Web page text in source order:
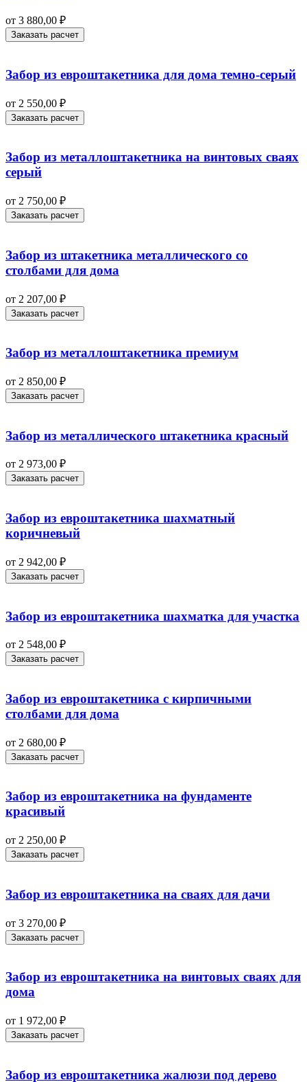
от 3 880,00 ₽
Заказать расчет
Забор из евроштакетника для дома темно-серый
от 2 550,00 ₽
Заказать расчет
Забор из металлоштакетника на винтовых сваях
серый
от 2 750,00 ₽
Заказать расчет
Забор из штакетника металлического со
столбами для дома
от 2 207,00 ₽
Заказать расчет
Забор из металлоштакетника премиум
от 2 850,00 ₽
Заказать расчет
Забор из металлического штакетника красный
от 2 973,00 ₽
Заказать расчет
Забор из евроштакетника шахматный
коричневый
от 2 942,00 ₽
Заказать расчет
Забор из евроштакетника шахматка для участка
от 2 548,00 ₽
Заказать расчет
Забор из евроштакетника с кирпичными
столбами для дома
от 2 680,00 ₽
Заказать расчет
Забор из евроштакетника на фундаменте
красивый
от 2 250,00 ₽
Заказать расчет
Забор из евроштакетника на сваях для дачи
от 3 270,00 ₽
Заказать расчет
Забор из евроштакетника на винтовых сваях для
дома
от 1 972,00 ₽
Заказать расчет
Забор из евроштакетника жалюзи под дерево